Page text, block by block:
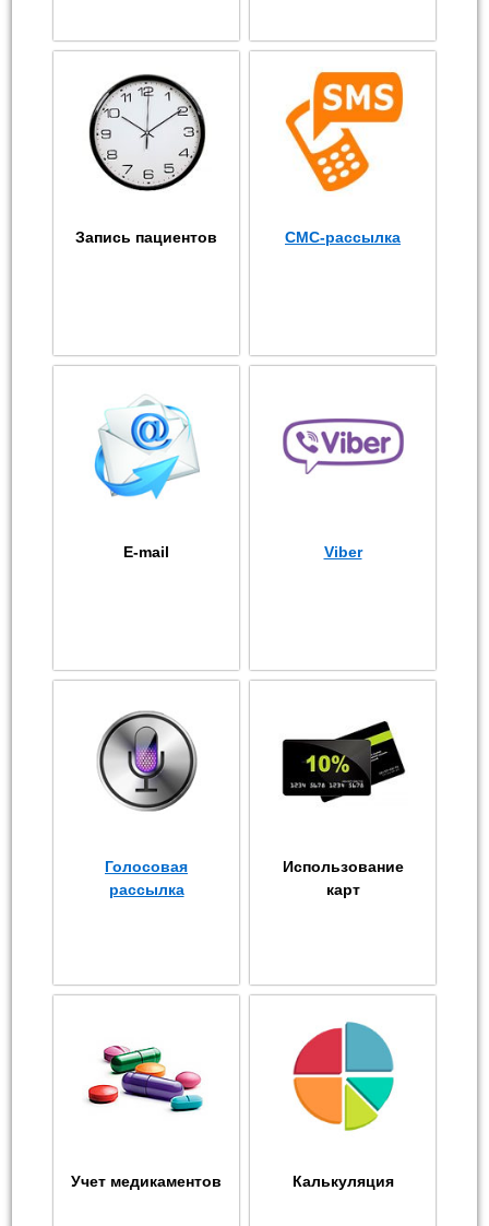
Запись пациентов СМС-рассылка
E-mail Viber
Голосовая
рассылка
Использование
карт
Учет медикаментов Калькуляция